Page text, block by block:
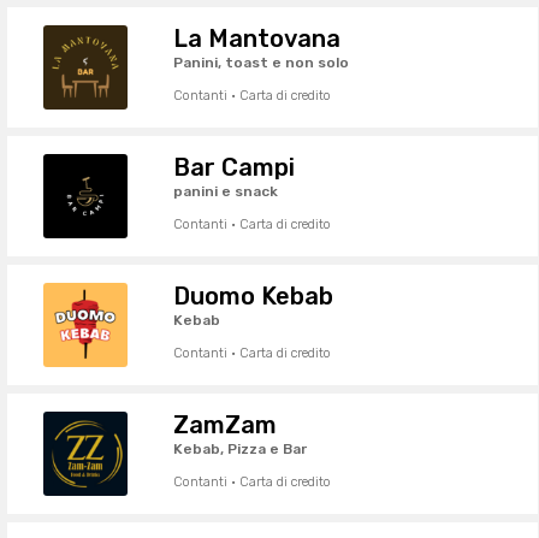
La Mantovana
Panini, toast e non solo
Contanti · Carta di credito
Bar Campi
panini e snack
Contanti · Carta di credito
Duomo Kebab
Kebab
Contanti · Carta di credito
ZamZam
Kebab, Pizza e Bar
Contanti · Carta di credito